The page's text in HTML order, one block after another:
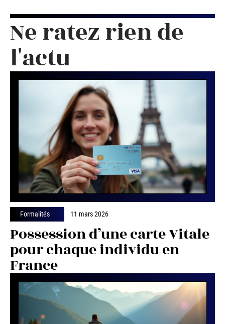
Ne ratez rien de
l'actu
Formalités 11 mars 2026
Possession d’une carte Vitale
pour chaque individu en
France